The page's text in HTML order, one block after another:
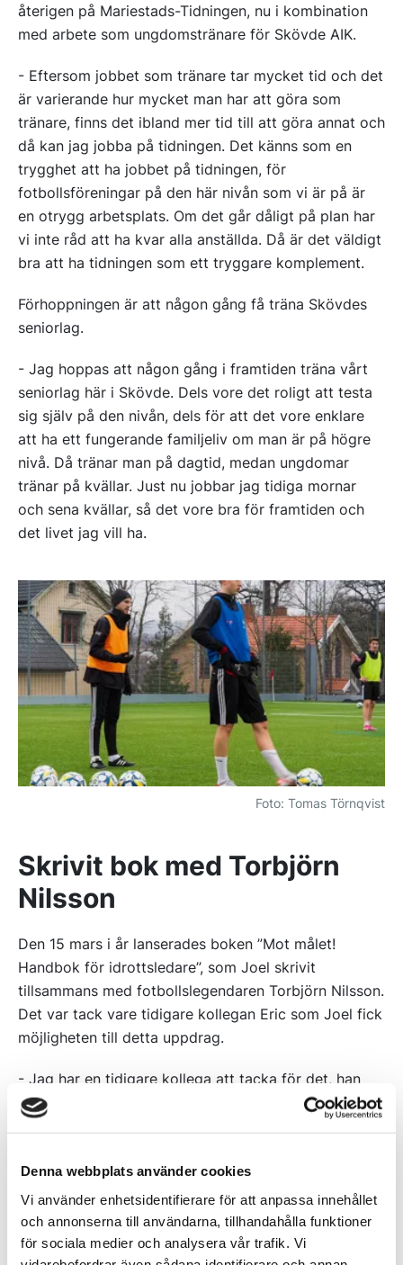
Denna webbplats använder cookies
Vi använder enhetsidentifierare för att anpassa innehållet
och annonserna till användarna, tillhandahålla funktioner
för sociala medier och analysera vår trafik. Vi
återigen på Mariestads-Tidningen, nu i kombination
med arbete som ungdomstränare för Skövde AIK.
- Eftersom jobbet som tränare tar mycket tid och det
är varierande hur mycket man har att göra som
tränare, finns det ibland mer tid till att göra annat och
då kan jag jobba på tidningen. Det känns som en
trygghet att ha jobbet på tidningen, för
fotbollsföreningar på den här nivån som vi är på är
en otrygg arbetsplats. Om det går dåligt på plan har
vi inte råd att ha kvar alla anställda. Då är det väldigt
bra att ha tidningen som ett tryggare komplement.
Förhoppningen är att någon gång få träna Skövdes
seniorlag.
- Jag hoppas att någon gång i framtiden träna vårt
seniorlag här i Skövde. Dels vore det roligt att testa
sig själv på den nivån, dels för att det vore enklare
att ha ett fungerande familjeliv om man är på högre
nivå. Då tränar man på dagtid, medan ungdomar
tränar på kvällar. Just nu jobbar jag tidiga mornar
och sena kvällar, så det vore bra för framtiden och
det livet jag vill ha.
Foto: Tomas Törnqvist
Skrivit bok med Torbjörn
Nilsson
Den 15 mars i år lanserades boken ”Mot målet!
Handbok för idrottsledare”, som Joel skrivit
tillsammans med fotbollslegendaren Torbjörn Nilsson.
Det var tack vare tidigare kollegan Eric som Joel fick
möjligheten till detta uppdrag.
- Jag har en tidigare kollega att tacka för det, han
heter Eric. Jag jobbade med honom på Göteborgs-
Eric blev kontaktad av Torbjörn förra våren. Torbjörn
hade då tankar kring olika saker och var ute efter
någon som var duktig på text för detta. Eric, som för
tillfället hade två små barn, hade inte tid för detta
och tipsade då om Joel i stället.